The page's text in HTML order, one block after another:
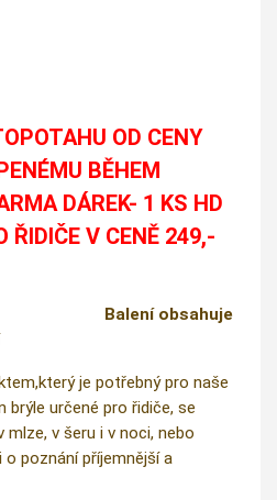
OD CENY
BĚHEM
DÁREK- 1 KS HD
ŘIDIČE V CENĚ 249,-
Balení obsahuje
je potřebný pro naše
brýle určené pro řidiče, se
mlze, v šeru i v noci, nebo
poznání příjemnější a